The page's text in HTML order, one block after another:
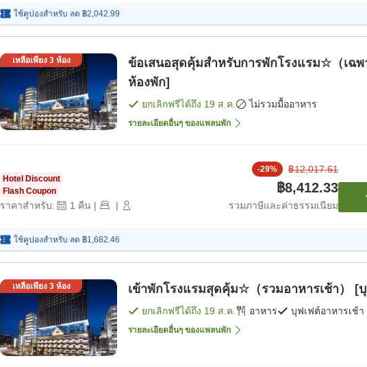
ใช้คูปองสำหรับ ลด ฿2,042.99
เหลือเพียง 3ห้อง
ข้อเสนอสุดคุ้มสำหรับการพักโรงแรม☆（เฉพ
ห้องพัก]
ยกเลิกฟรีได้ถึง 19 ส.ค. ไม่รวมมื้ออาหาร
รายละเอียดอื่นๆ ของแพลนพัก
Hotel Discount
Flash Coupon
ราคาสำหรับ: 1 คืน | |
-29% ฿12,017.61
฿8,412.33
รวมภาษีและค่าธรรมเนียม
ใช้คูปองสำหรับ ลด ฿1,682.46
เหลือเพียง 3ห้อง เข้าพักโรงแรมสุดคุ้ม☆（รวมอาหารเช้า） [
ยกเลิกฟรีได้ถึง 19 ส.ค. อาหาร บุฟเฟต์อาหารเช้า
รายละเอียดอื่นๆ ของแพลนพัก